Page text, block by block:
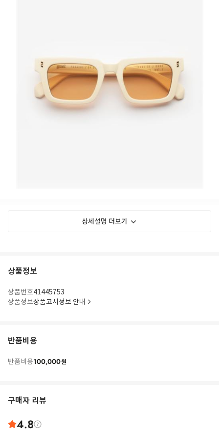
상세설명 더보기
상품정보
상품번호41445753
상품정보상품고시정보 안내
반품비용
반품비용100,000원
구매자 리뷰
4.8